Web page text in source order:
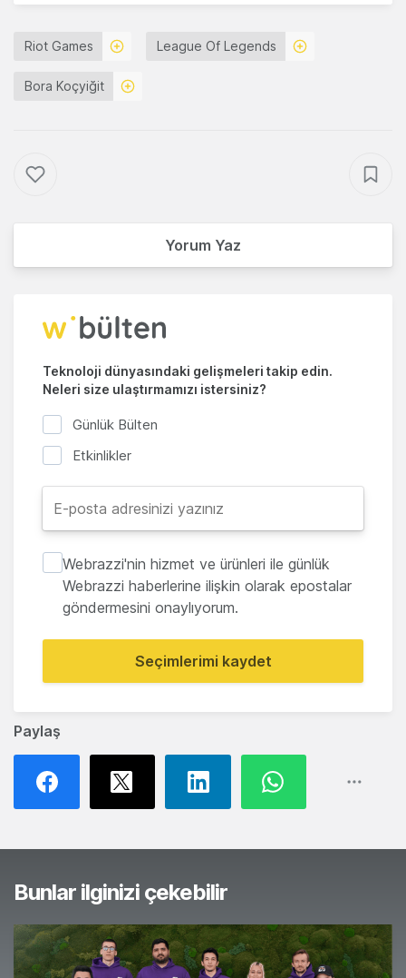
Paylaş
Riot Games League Of Legends
Bora Koçyiğit
Yorum Yaz
Teknoloji dünyasındaki gelişmeleri takip edin.
Neleri size ulaştırmamızı istersiniz?
Günlük Bülten
Etkinlikler
Webrazzi'nin hizmet ve ürünleri ile günlük
Webrazzi haberlerine ilişkin olarak epostalar
göndermesini onaylıyorum.
Seçimlerimi kaydet
Bunlar ilginizi çekebilir